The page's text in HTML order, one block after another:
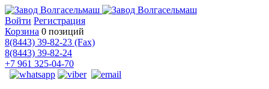
Войти Регистрация
Корзина 0 позиций
8(8443) 39-82-23 (Fax)
8(8443) 39-82-24
+7 961 325-04-70